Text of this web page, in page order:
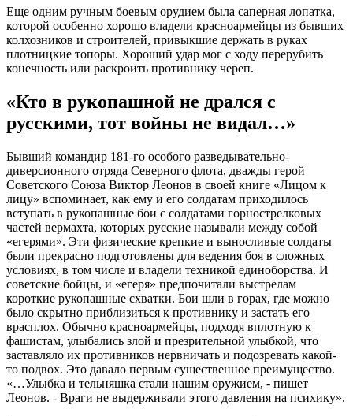
Еще одним ручным боевым орудием была саперная лопатка,
которой особенно хорошо владели красноармейцы из бывших
колхозников и строителей, привыкшие держать в руках
плотницкие топоры. Хороший удар мог с ходу перерубить
конечность или раскроить противнику череп.
«Кто в рукопашной не дрался с
русскими, тот войны не видал…»
Бывший командир 181-го особого разведывательно-
диверсионного отряда Северного флота, дважды герой
Советского Союза Виктор Леонов в своей книге «Лицом к
лицу» вспоминает, как ему и его солдатам приходилось
вступать в рукопашные бои с солдатами горнострелковых
частей вермахта, которых русские называли между собой
«егерями». Эти физические крепкие и выносливые солдаты
были прекрасно подготовлены для ведения боя в сложных
условиях, в том числе и владели техникой единоборства. И
советские бойцы, и «егеря» предпочитали выстрелам
короткие рукопашные схватки. Бои шли в горах, где можно
было скрытно приблизиться к противнику и застать его
врасплох. Обычно красноармейцы, подходя вплотную к
фашистам, улыбались злой и презрительной улыбкой, что
заставляло их противников нервничать и подозревать какой-
то подвох. Это давало первым существенное преимущество.
«…Улыбка и тельняшка стали нашим оружием, - пишет
Леонов. - Враги не выдерживали этого давления на психику».